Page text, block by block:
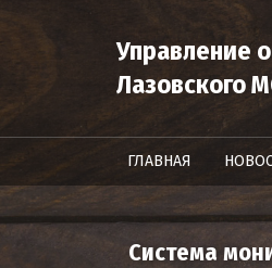
Управление
Лазовского
ГЛАВНАЯ
Система